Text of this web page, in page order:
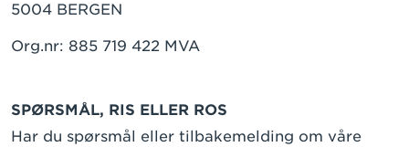
5004 BERGEN
Org.nr: 885 719 422 MVA
SPØRSMÅL, RIS ELLER ROS
Har du spørsmål eller tilbakemelding om våre